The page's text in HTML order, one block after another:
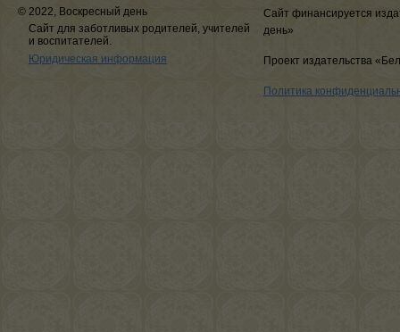
© 2022, Воскресный день
Сайт для заботливых родителей, учителей
и воспитателей.
Юридическая информация
Сайт финансируется
день»
Проект издательства
Политика